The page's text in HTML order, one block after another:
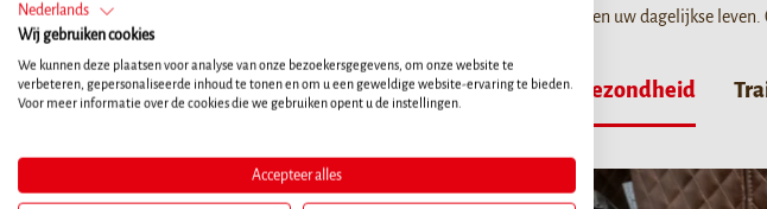
Uw hond maakt deel uit van uw gezin en uw dagelijkse
Gezondheid
Nederlands
Wij gebruiken cookies
We kunnen deze plaatsen voor analyse van onze bezoekersgegevens, om onze website te
verbeteren, gepersonaliseerde inhoud te tonen en om u een geweldige website-ervaring te bieden.
Voor meer informatie over de cookies die we gebruiken opent u de instellingen.
Accepteer alles